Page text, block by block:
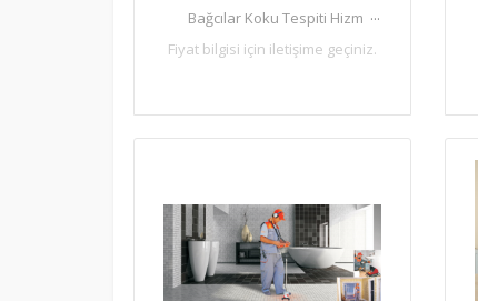
Bağcılar Koku Tespiti Hizm ...
Fiyat bilgisi için iletişime geçiniz.